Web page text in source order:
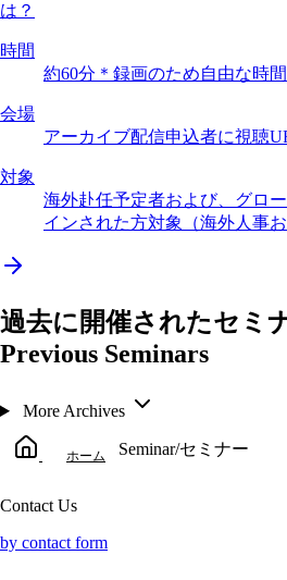
は？
時間
約60分＊録画のため自由な時
会場
アーカイブ配信申込者に視聴
対象
海外赴任予定者および、グロ
インされた方対象（海外人事
過去に開催されたセミ
Previous Seminars
More Archives
ホーム Seminar/セミナー
Contact Us
by contact form